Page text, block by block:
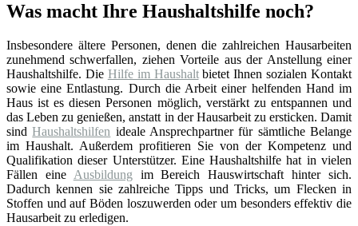
Was macht Ihre Haushaltshilfe noch?
Insbesondere ältere Personen, denen die zahlreichen Hausarbeiten
zunehmend schwerfallen, ziehen Vorteile aus der Anstellung einer
Haushaltshilfe. Die Hilfe im Haushaltbietet Ihnen sozialen Kontakt
sowie eine Entlastung. Durch die Arbeit einer helfenden Hand im
Haus ist es diesen Personen möglich, verstärkt zu entspannen und
das Leben zu genießen, anstatt in der Hausarbeit zu ersticken. Damit
sindHaushaltshilfen ideale Ansprechpartner für sämtliche Belange
im Haushalt. Außerdem profitieren Sie von der Kompetenz und
Qualifikation dieser Unterstützer. Eine Haushaltshilfe hat in vielen
Fällen eine Ausbildung im Bereich Hauswirtschaft hinter sich.
Dadurch kennen sie zahlreiche Tipps und Tricks, um Flecken in
Stoffen und auf Böden loszuwerden oder um besonders effektiv die
Hausarbeit zu erledigen.